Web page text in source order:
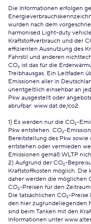
Die Informationen erfolgen
wurden nach dem
harmonised Light-duty
Kraftstoffverbrauch und der
effizienten Ausnutzung des
Fahrstil und anderen
CO₂ ist das für die
Treibhausgas. Ein Leitfaden
Emissionen aller in
unentgeltlich einsehbar an
Pkw ausgestellt oder
abrufbar: www.dat.de/co2.
1) Es werden nur die CO₂-
Pkw entstehen. CO₂-
Bereitstellung des Pkw
entstehen oder vermieden
Emissionen gemäß WLTP
2) Aufgrund der CO₂-
Kraftstoffkosten möglich. Die
daher werden die möglichen
CO₂-Preisen für den
Die tatsächlichen CO₂-
den hier zugrundeliegenden
sind beim Tanken mit den
Informationen unter